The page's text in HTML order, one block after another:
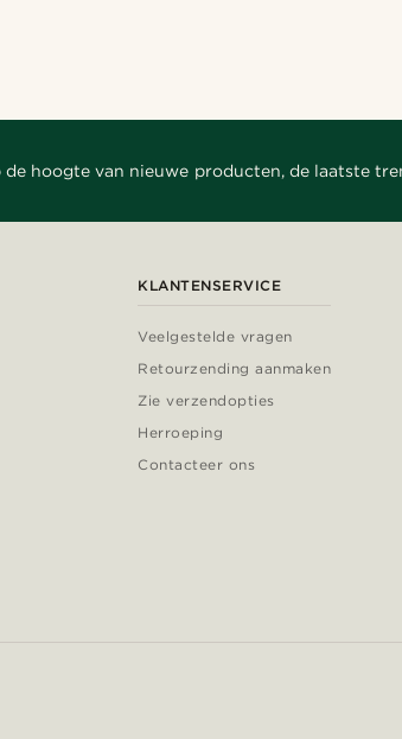
de hoogte van nieuwe producten, de laatste
KLANTENSERVICE
Veelgestelde vragen
Retourzending aanmaken
Zie verzendopties
Herroeping
Contacteer ons